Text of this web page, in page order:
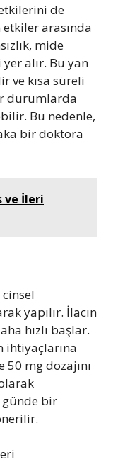
de
arasında
mide
alır. Bu yan
ve kısa süreli
durumlarda
Bu nedenle,
bir doktora
ve İleri
yapılır. İlacın
hızlı başlar.
ihtiyaçlarına
mg dozajını
günde bir